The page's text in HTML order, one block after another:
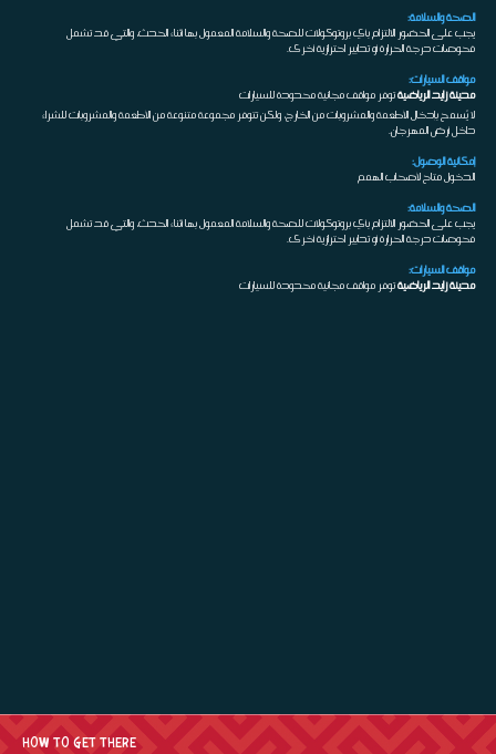
الصحة والسلامة:
يجب على الحضور الالتزام بأي بروتوكولات للصحة والسلامة المعمول بها أثناء الحدث، والتي قد تشمل
فحوصات درجة الحرارة أو تدابير احترازية أخرى.
مواقف السيارات:
مدينة زايد الرياضيةتوفر مواقف مجانية محدودة للسيارات
لا يُسمح بإدخال الأطعمة والمشروبات من الخارج، ولكن تتوفر مجموعة متنوعة من الأطعمة والمشروبات للشراء
داخل أرض المهرجان.
إمكانية الوصول:
الدخول متاح لأصحاب الهمم
الصحة والسلامة:
يجب على الحضور الالتزام بأي بروتوكولات للصحة والسلامة المعمول بها أثناء الحدث، والتي قد تشمل
فحوصات درجة الحرارة أو تدابير احترازية أخرى.
مواقف السيارات:
مدينة زايد الرياضيةتوفر مواقف مجانية محدودة للسيارات
HOW TO GET THERE